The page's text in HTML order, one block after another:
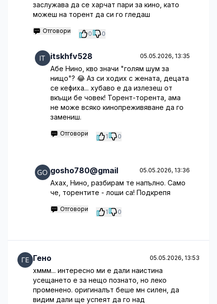
заслужава да се харчат пари за кино, като
можеш на торент да си го гледаш
Отговори 0 0
itskhfv528 05.05.2026, 13:35
Абе Нино, кво значи "голям шум за
нищо"? 😂 Аз си ходих с жената, децата
се кефиха... хубаво е да излезеш от
вкъщи бе човек! Торент-торента, ама
не може всяко кинопреживяване да го
замениш.
Отговори 1 0
gosho780@gmail 05.05.2026, 13:36
Ахах, Нино, разбирам те напълно. Само
че, торентите - лоши са! Подкрепя
Отговори 1 0
Гено 05.05.2026, 13:53
хммм... интересно ми е дали наистина
усещането е за нещо познато, но леко
променено. оригиналът беше мн силен, да
видим дали ще успеят да го над